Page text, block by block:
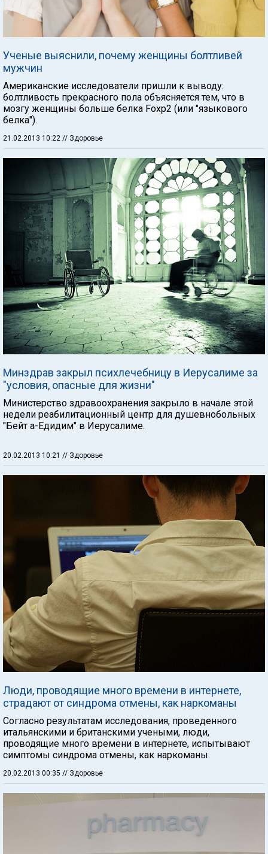
Ученые выяснили, почему женщины болтливей
мужчин
Американские исследователи пришли к выводу:
болтливость прекрасного пола объясняется тем, что в
мозгу женщины больше белка Foxp2 (или "языкового
белка").
21.02.2013 10:22 // Здоровье
Минздрав закрыл психлечебницу в Иерусалиме за
"условия, опасные для жизни"
Министерство здравоохранения закрыло в начале этой
недели реабилитационный центр для душевнобольных
"Бейт а-Едидим" в Иерусалиме.
20.02.2013 10:21 // Здоровье
Люди, проводящие много времени в интернете,
страдают от синдрома отмены, как наркоманы
Согласно результатам исследования, проведенного
итальянскими и британскими учеными, люди,
проводящие много времени в интернете, испытывают
симптомы синдрома отмены, как наркоманы.
20.02.2013 00:35 // Здоровье